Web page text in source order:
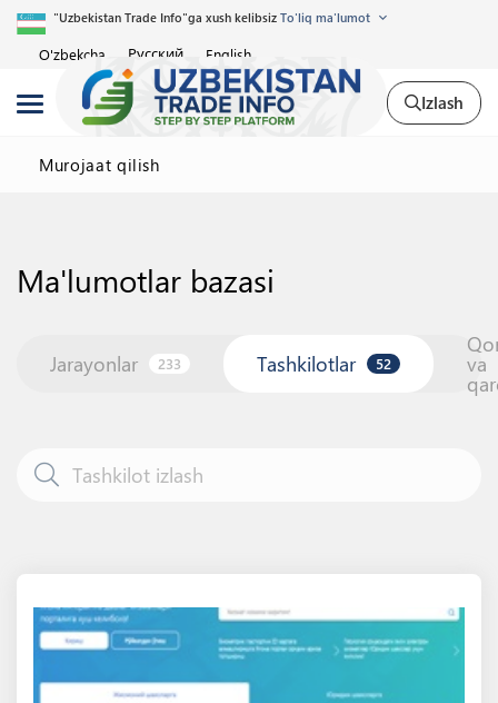
"Uzbekistan Trade Info"ga xush kelibsiz To'liq ma'lumot
O'zbekcha Русский English
Izlash
Murojaat qilish
Ma'lumotlar bazasi
Jarayonlar 233 Tashkilotlar 52 va